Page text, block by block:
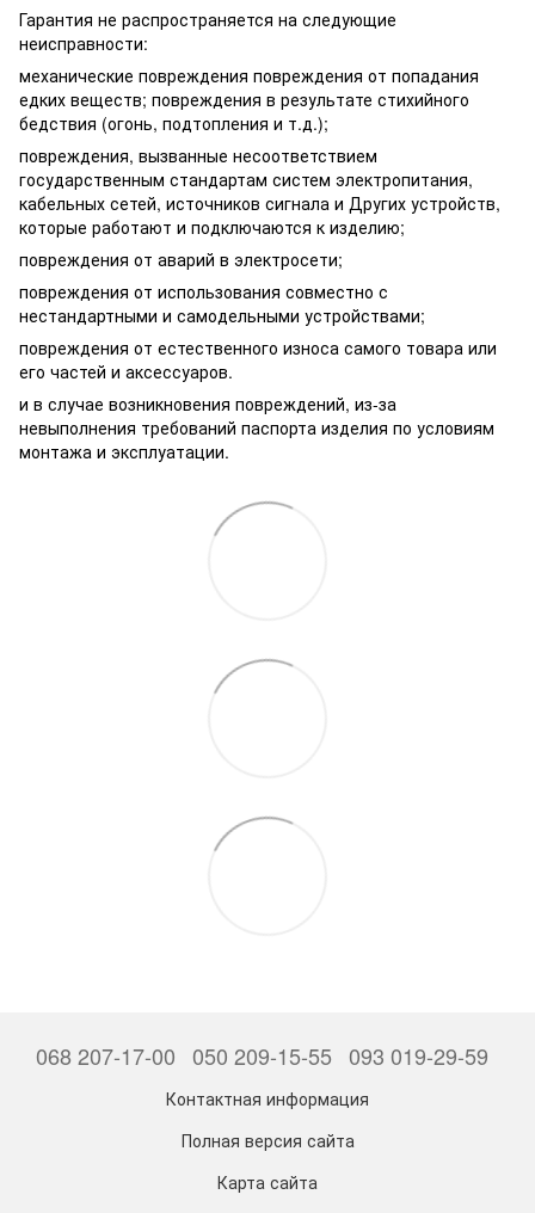
Гарантия не распространяется на следующие
неисправности:
механические повреждения повреждения от попадания
едких веществ; повреждения в результате стихийного
бедствия (огонь, подтопления и т.д.);
повреждения, вызванные несоответствием
государственным стандартам систем электропитания,
кабельных сетей, источников сигнала и Других устройств,
которые работают и подключаются к изделию;
повреждения от аварий в электросети;
повреждения от использования совместно с
нестандартными и самодельными устройствами;
повреждения от естественного износа самого товара или
его частей и аксессуаров.
и в случае возникновения повреждений, из-за
невыполнения требований паспорта изделия по условиям
монтажа и эксплуатации.
068 207-17-00 050 209-15-55 093 019-29-59
Контактная информация
Полная версия сайта
Карта сайта